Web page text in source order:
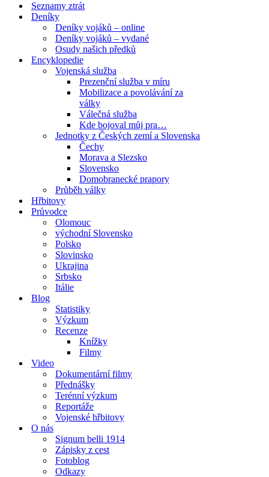
Seznamy ztrát
Deníky
Deníky vojáků – online
Deníky vojáků – vydané
Osudy našich předků
Encyklopedie
Vojenská služba
Prezenční služba v míru
Mobilizace a povolávání za
války
Válečná služba
Kde bojoval můj pra…
Jednotky z Českých zemí a Slovenska
Čechy
Morava a Slezsko
Slovensko
Domobranecké prapory
Průběh války
Hřbitovy
Průvodce
Olomouc
východní Slovensko
Polsko
Slovinsko
Ukrajina
Srbsko
Itálie
Blog
Statistiky
Výzkum
Recenze
Knížky
Filmy
Video
Dokumentární filmy
Přednášky
Terénní výzkum
Reportáže
Vojenské hřbitovy
O nás
Signum belli 1914
Zápisky z cest
Fotoblog
Odkazy